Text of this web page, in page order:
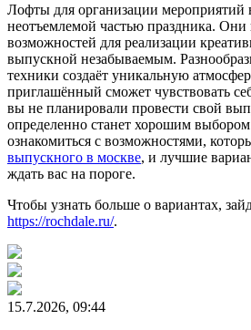
Лофты для организации мероприятий
неотъемлемой частью праздника. Они
возможностей для реализации
выпускной незабываемым.
техники создаёт уникальную
приглашённый сможет чувствовать
вы не планировали провести свой
определенно станет хорошим
ознакомиться с возможностями,
выпускного в москве, и лучшие
ждать вас на пороге.
Чтобы узнать больше о вариантах,
https://rochdale.ru/.
15.7.2026, 09:44